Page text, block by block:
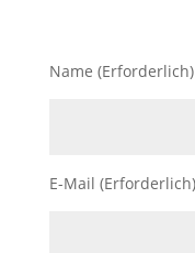
Name (Erforderlich)
E-Mail (Erforderlich)